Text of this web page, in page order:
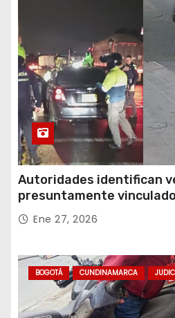
Autoridades identifican
presuntamente
conjuntos residenciales
Ene 27, 2026
BOGOTÁ CUNDINAMARCA